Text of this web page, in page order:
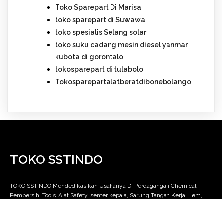
Toko Sparepart Di Marisa
toko sparepart di Suwawa
toko spesialis Selang solar
toko suku cadang mesin diesel yanmar
kubota di gorontalo
tokosparepart di tulabolo
Tokosparepartalatberatdibonebolango
TOKO SSTINDO
TOKO SSTINDO Mendedikasikan Usahanya DI Perdagangan Chemical
Pembersih, Tools, Alat Safety, senter kepala, Sarung Tangan Kerja, Lem,